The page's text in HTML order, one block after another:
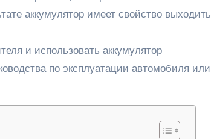
аккумулятор имеет свойство выходить
и использовать аккумулятор
по эксплуатации автомобиля или